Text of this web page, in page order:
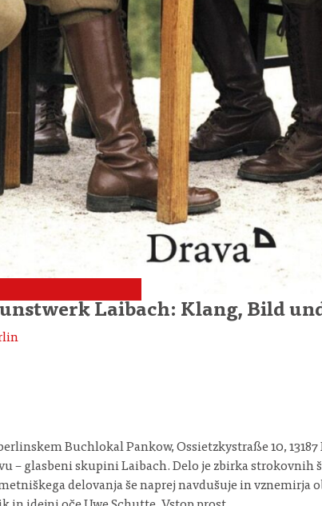
Laibach: Klang, Bild
Buchlokal Pankow, Ossietzkystraße 10,
glasbeni skupini Laibach. Delo je zbirka strokovnih
delovanja še naprej navdušuje in vznemirja